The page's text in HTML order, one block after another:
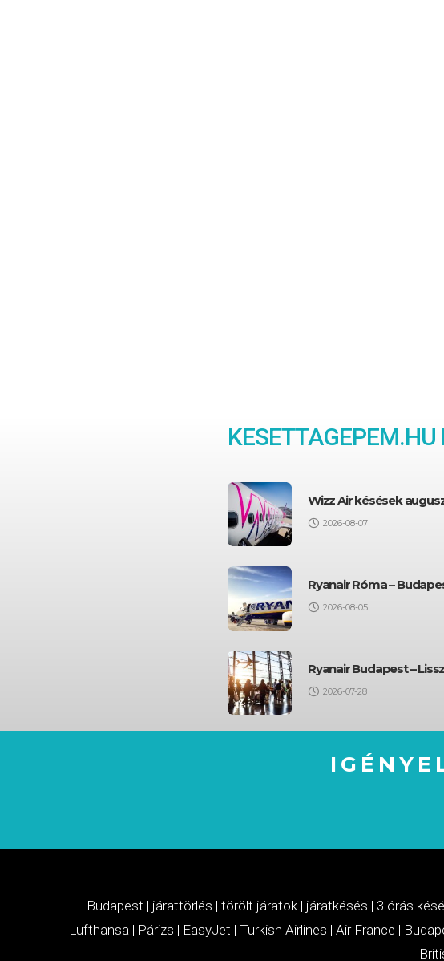
KESETTAGEPEM.HU
Wizz Air késések
2026-08-07
Ryanair Róma –
2026-08-05
Ryanair Budapest –
2026-07-28
Budapest | járattörlés | törölt járatok | járatkésés | 3 órás
Lufthansa| Párizs | EasyJet | Turkish Airlines | Air France |